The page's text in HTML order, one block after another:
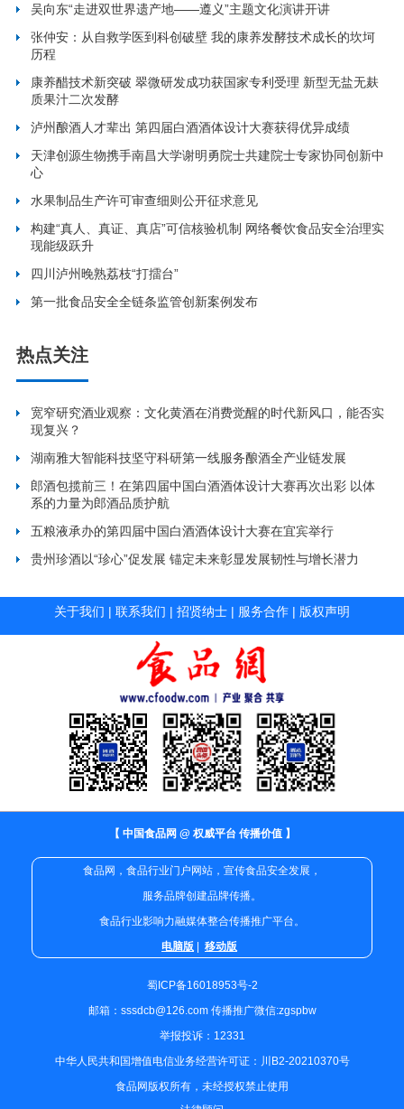
吴向东“走进双世界遗产地——遵义”主题文化演讲开讲
张仲安：从自救学医到科创破壁 我的康养发酵技术成长的坎坷
历程
康养醋技术新突破 翠微研发成功获国家专利受理 新型无盐无麸
质果汁二次发酵
泸州酿酒人才辈出 第四届白酒酒体设计大赛获得优异成绩
天津创源生物携手南昌大学谢明勇院士共建院士专家协同创新中
心
水果制品生产许可审查细则公开征求意见
构建“真人、真证、真店”可信核验机制 网络餐饮食品安全治理实
现能级跃升
四川泸州晚熟荔枝“打擂台”
第一批食品安全全链条监管创新案例发布
热点关注
宽窄研究酒业观察：文化黄酒在消费觉醒的时代新风口，能否实
现复兴？
湖南雅大智能科技坚守科研第一线服务酿酒全产业链发展
郎酒包揽前三！在第四届中国白酒酒体设计大赛再次出彩 以体
系的力量为郎酒品质护航
五粮液承办的第四届中国白酒酒体设计大赛在宜宾举行
贵州珍酒以“珍心”促发展 锚定未来彰显发展韧性与增长潜力
关于我们 | 联系我们 | 招贤纳士 | 服务合作 | 版权声明
【 中国食品网 @ 权威平台 传播价值 】
食品网，食品行业门户网站，宣传食品安全发展，
服务品牌创建品牌传播。
食品行业影响力融媒体整合传播推广平台。
电脑版 | 移动版
蜀ICP备16018953号-2
邮箱：sssdcb@126.com 传播推广微信:zgspbw
举报投诉：12331
中华人民共和国增值电信业务经营许可证：川B2-20210370号
食品网版权所有，未经授权禁止使用